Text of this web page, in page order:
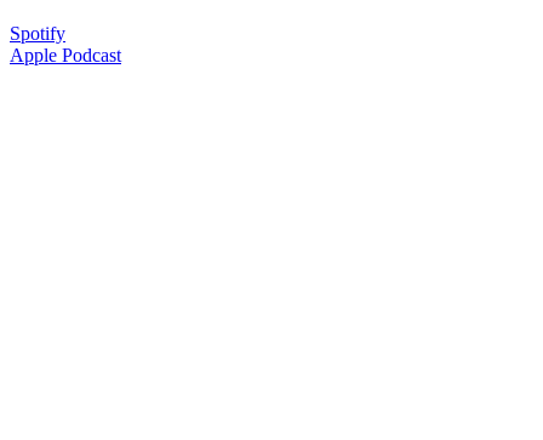
Spotify
Apple Podcast